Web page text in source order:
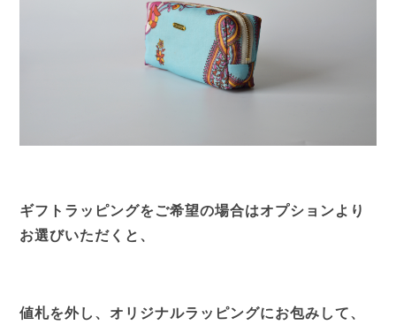
ギフトラッピングをご希望の場合はオプションより
お選びいただくと、
値札を外し、オリジナルラッピングにお包みして、